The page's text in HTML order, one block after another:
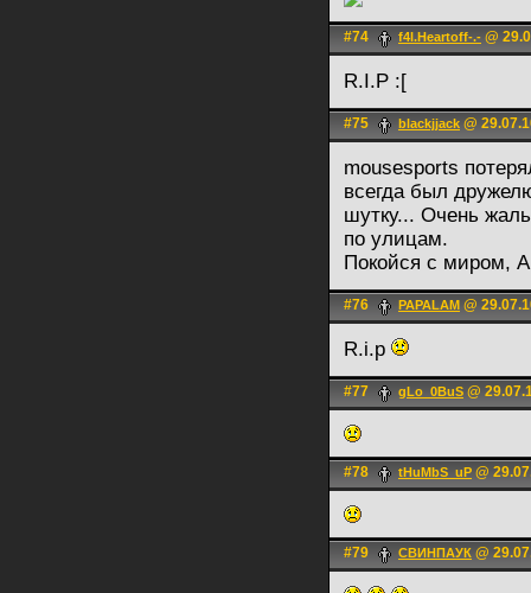
#74 f4l.Heartoff-.- @
R.I.P :[
#75 blackjjack @
mousesports
всегда был
шутку... Очень
по улицам.
Покойся с миром,
#76 PAPALAM @
R.i.p
#77 gLo_0BuS @
#78 tHuMbS_uP @
#79 СВИНПАУК @